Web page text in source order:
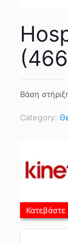
Βάση
Category: